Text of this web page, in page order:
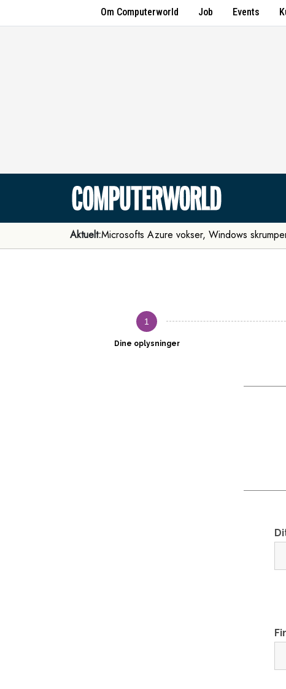
Om Computerworld Job Events
Aktuelt:Microsofts Azure vokser, Windows
1
Dine oplysninger